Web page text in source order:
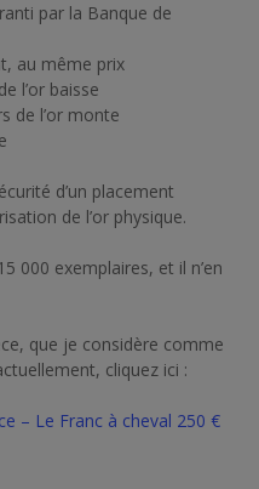
par la Banque de
au même prix
l’or baisse
de l’or monte
d’un placement
de l’or physique.
000 exemplaires, et il n’en
que je considère comme
cliquez ici :
– Le Franc à cheval 250 €